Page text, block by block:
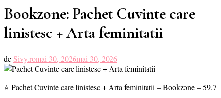
Bookzone: Pachet Cuvinte care
linistesc + Arta feminitatii
de Sivy.romai 30, 2026mai 30, 2026
⭐ Pachet Cuvinte care linistesc + Arta feminitatii – Bookzone – 59.7